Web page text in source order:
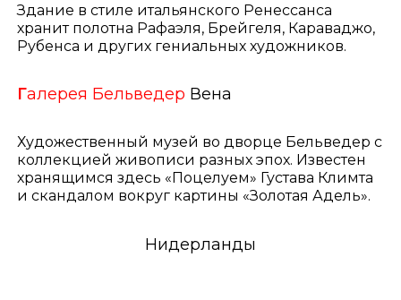
Здание в стиле итальянского Ренессанса
хранит полотна Рафаэля, Брейгеля, Караваджо,
Рубенса и других гениальных художников.
Галерея Бельведер Вена
Художественный музей во дворце Бельведер с
коллекцией живописи разных эпох. Известен
хранящимся здесь «Поцелуем» Густава Климта
и скандалом вокруг картины «Золотая Адель».
Нидерланды